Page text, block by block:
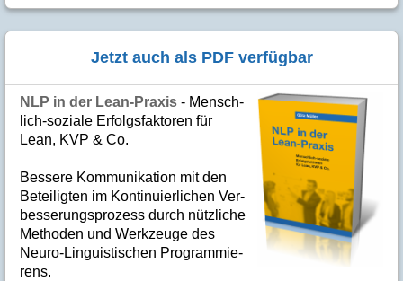
Jetzt auch als PDF verfügbar
NLP in der Lean-Praxis - Mensch­
lich-soziale Er­folgs­fak­to­ren für
Lean, KVP & Co.
Bes­se­re Kom­­mu­­ni­ka­tion mit den
Betei­lig­ten im Kon­ti­nuier­li­chen Ver­
bes­se­rungs­­pro­­zess durch nütz­­liche
Me­­tho­­den und Werk­­zeuge des
Neuro-Linguis­­ti­schen Pro­­gram­­mie­­
rens.